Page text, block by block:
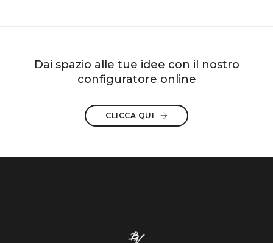
Dai spazio alle tue idee con il nostro
configuratore online
CLICCA QUI